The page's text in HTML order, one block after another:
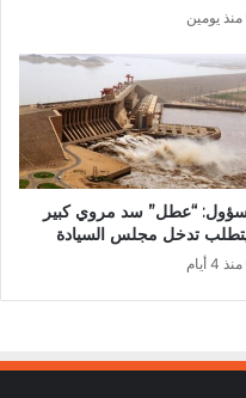
منذ يومين
“عطل” سد مروي كبير
تدخل مجلس السيادة
منذ 4 أيام